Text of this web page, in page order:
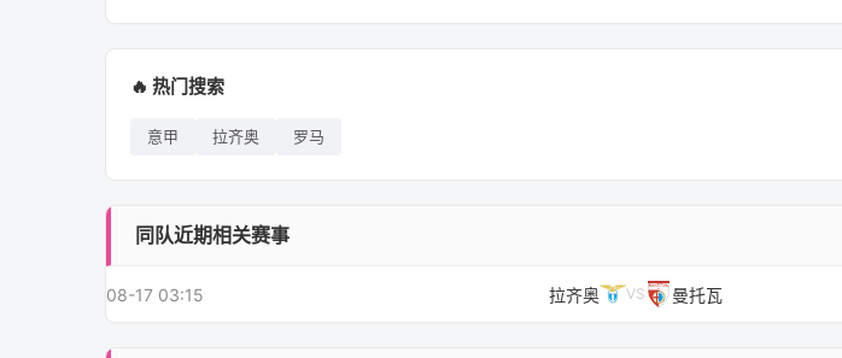
🔥 热门搜索
意甲 拉齐奥 罗马
同队近期相关赛事
08-17 03:15 拉齐奥 VS 曼托瓦